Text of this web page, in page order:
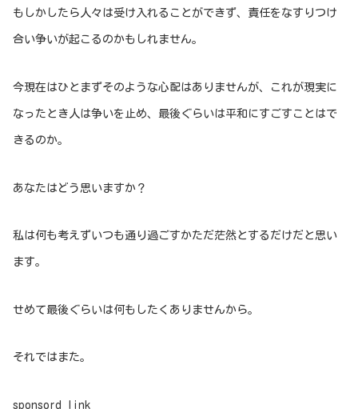
もしかしたら人々は受け入れることができず、責任をなすりつけ
合い争いが起こるのかもしれません。
今現在はひとまずそのような心配はありませんが、これが現実に
なったとき人は争いを止め、最後ぐらいは平和にすごすことはで
きるのか。
あなたはどう思いますか？
私は何も考えずいつも通り過ごすかただ茫然とするだけだと思い
ます。
せめて最後ぐらいは何もしたくありませんから。
それではまた。
sponsord link